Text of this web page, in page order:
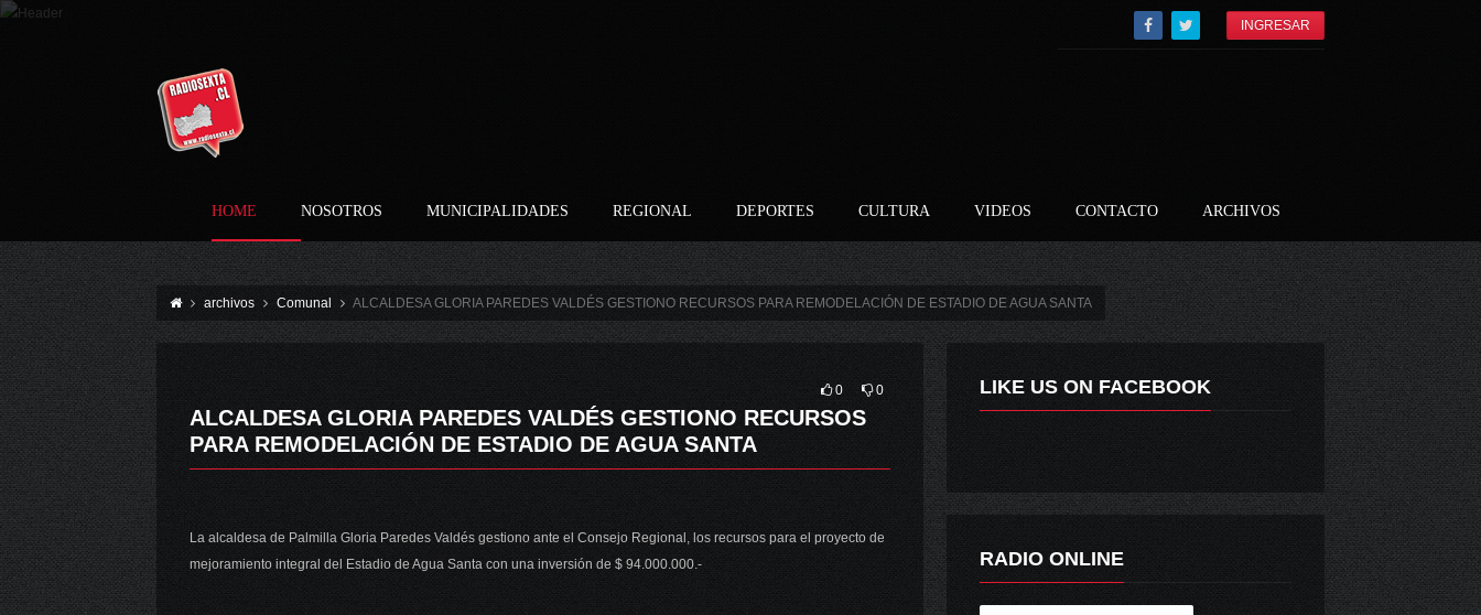
INGRESAR
HOME NOSOTROS MUNICIPALIDADES REGIONAL DEPORTES CULTURA VIDEOS CONTACTO ARCHIVOS
archivos Comunal ALCALDESA GLORIA PAREDES VALDÉS GESTIONO RECURSOS PARA REMODELACIÓN DE ESTADIO DE AGUA SANTA
0 0
ALCALDESA GLORIA PAREDES VALDÉS GESTIONO RECURSOS
PARA REMODELACIÓN DE ESTADIO DE AGUA SANTA
La alcaldesa de Palmilla Gloria Paredes Valdés gestiono ante el Consejo Regional, los recursos para el proyecto de
mejoramiento integral del Estadio de Agua Santa con una inversión de $ 94.000.000.-
LIKE US ON FACEBOOK
RADIO ONLINE